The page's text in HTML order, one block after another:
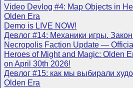
Video Devlog #4: Map Objects in
Olden Era
Demo is LIVE NOW!
Девлог #14: Механики игры.
Necropolis Faction Update —
Heroes of Might and Magic: Olden
on April 30th 2026!
Девлог #15: как мы выбирали
Olden Era